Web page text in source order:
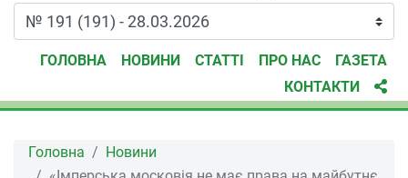
ГОЛОВНА НОВИНИ СТАТТІ ПРО НАС
ГАЗЕТА
КОНТАКТИ
Головна
Новини